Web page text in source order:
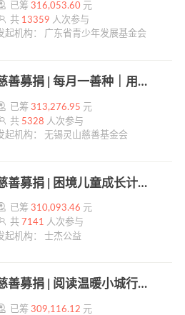
已筹316,053.60 元
共 13359 人次参与
起机构： 广东省青少年发展基金会
慈善募捐 | 每月一善种｜用我的能力支持他们的能力发展｜合木有学 | 帮帮公益
已筹313,276.95 元
共 5328 人次参与
起机构： 无锡灵山慈善基金会
慈善募捐 | 困境儿童成长计划 | 帮帮公益
已筹310,093.46 元
共 7141 人次参与
起机构： 士杰公益
慈善募捐 | 阅读温暖小城行动 | 帮帮公益
已筹309,116.12 元